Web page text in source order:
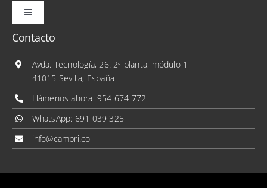
Toggle
Mis pedidos
Mis direcciones
Mis datos personales
Contacto
Avda. Tecnología, 26. 2ª planta, módulo 1
41015 Sevilla, España
Llámenos ahora: 954 674 772
WhatsApp: 691 039 325
info@cambri.co